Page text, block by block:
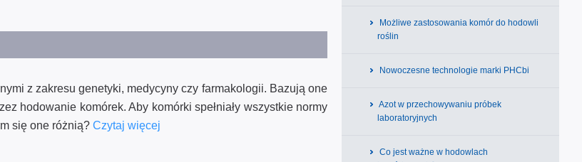
z zakresu genetyki, medycyny czy farmakologii. Bazują one
hodowanie komórek. Aby komórki spełniały wszystkie normy
się one różnią? Czytaj więcej
Możliwe zastosowania komór do hodowli
roślin
Nowoczesne technologie marki PHCbi
Azot w przechowywaniu próbek
laboratoryjnych
Co jest ważne w hodowlach